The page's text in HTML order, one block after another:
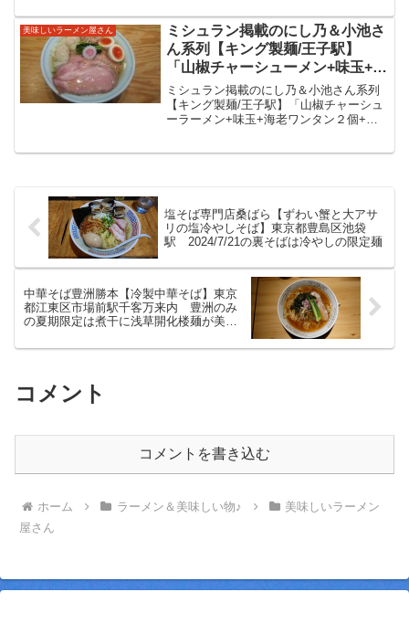
メンをいただいてきました。【中華そば
勝本（虎ノ門...
美味しいラーメン屋さん
ミシュラン掲載のにし乃＆小池さ
ん系列【キング製麺/王子駅】
「山椒チャーシューメン+味玉+海
老ワンタン２個+肉ワンタン２
個」９回目の訪問は山椒ラーメン
にあれこれ追加し豪華に。鰹出汁
ました！
ミシュラン掲載のにし乃＆小池さん系列
【キング製麺/王子駅】「山椒チャーシュ
ーラーメン+味玉+海老ワンタン２個+肉
塩そば専門店桑ばら【ずわい蟹と大アサ
リの塩冷やしそば】東京都豊島区池袋
駅 2024/7/21の裏そばは冷やしの限定麺
中華そば豊洲勝本【冷製中華そば】東京
都江東区市場前駅千客万来内 豊洲のみ
の夏期限定は煮干に浅草開化楼麺が美味
コメント
コメントを書き込む
ホーム ラーメン＆美味しい物♪
美味しいラーメン
屋さん